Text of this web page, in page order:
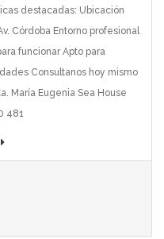
destacadas: Ubicación
Córdoba Entorno profesional
funcionar Apto para
Consultanos hoy mismo
María Eugenia Sea House
481